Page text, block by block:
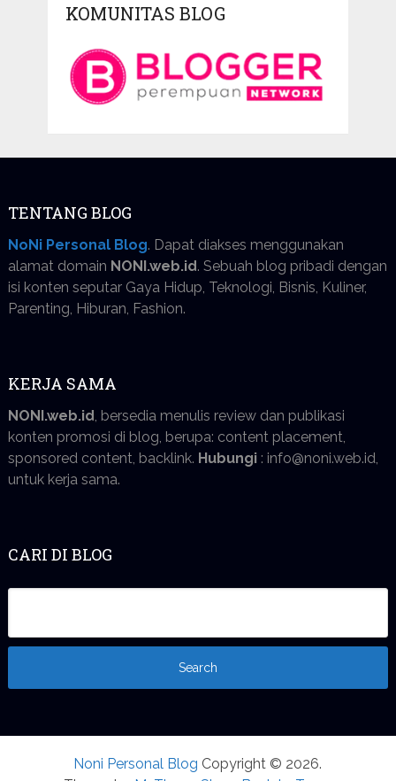
KOMUNITAS BLOG
TENTANG BLOG
NoNi Personal Blog. Dapat diakses menggunakan
alamat domain NONI.web.id. Sebuah blog pribadi dengan
isi konten seputar Gaya Hidup, Teknologi, Bisnis, Kuliner,
Parenting, Hiburan, Fashion.
KERJA SAMA
NONI.web.id, bersedia menulis review dan publikasi
konten promosi di blog, berupa: content placement,
sponsored content, backlink. Hubungi: info@noni.web.id,
untuk kerja sama.
CARI DI BLOG
Noni Personal Blog Copyright © 2026.